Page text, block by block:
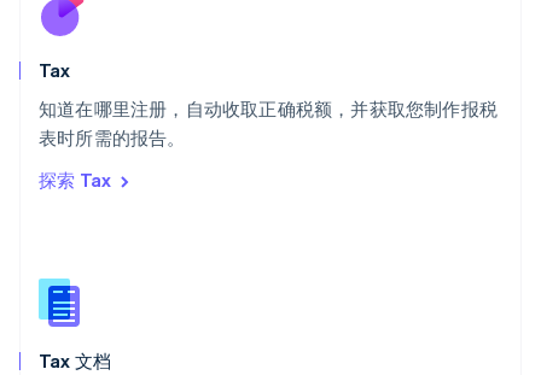
Tax
知道在哪里注册，自动收取正确税额，并获取您制作报税
表时所需的报告。
探索 Tax
Tax 文档
斯洛伐克
泰国
ไทยEnglish
English
English
新西兰
匈牙利